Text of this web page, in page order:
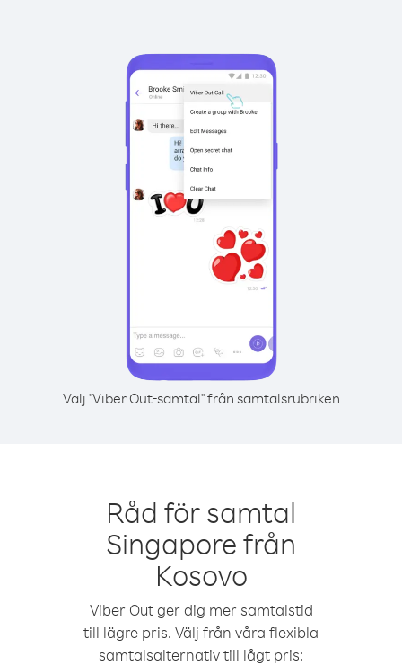
Välj "Viber Out-samtal" från samtalsrubriken
Råd för samtal
Singapore från
Kosovo
Viber Out ger dig mer samtalstid
till lägre pris. Välj från våra flexibla
samtalsalternativ till lågt pris: